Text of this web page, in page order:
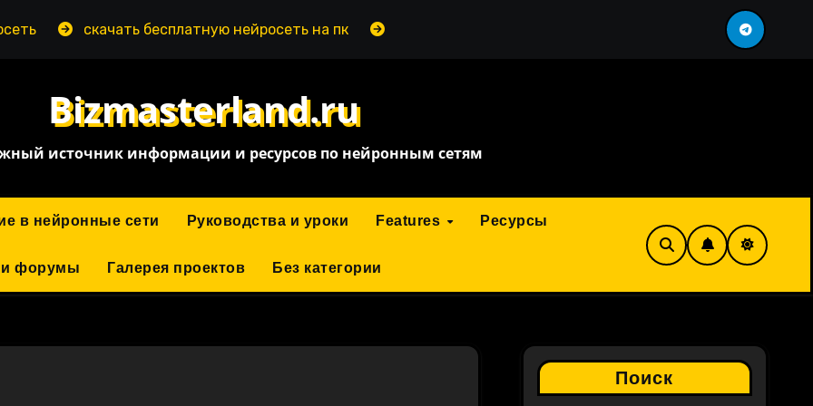
скачать бесплатную нейросеть на пк нейросеть перефразировка сервис искусственного
Bizmasterland.ru
источник информации и ресурсов по нейронным сетям
в нейронные сети Руководства и уроки Features Ресурсы
и форумы Галерея проектов Без категории
Поиск